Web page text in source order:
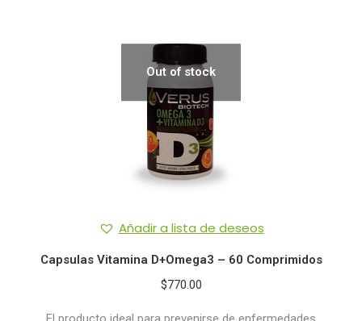
Out of stock
Añadir a lista de deseos
Capsulas Vitamina D+Omega3 – 60 Comprimidos
$770.00